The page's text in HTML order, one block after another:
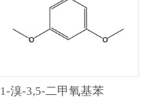
1-溴-3,5-二甲氧基苯